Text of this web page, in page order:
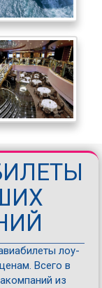
лоу-
Всего в
из